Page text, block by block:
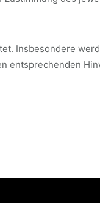
Insbesondere
entsprechenden